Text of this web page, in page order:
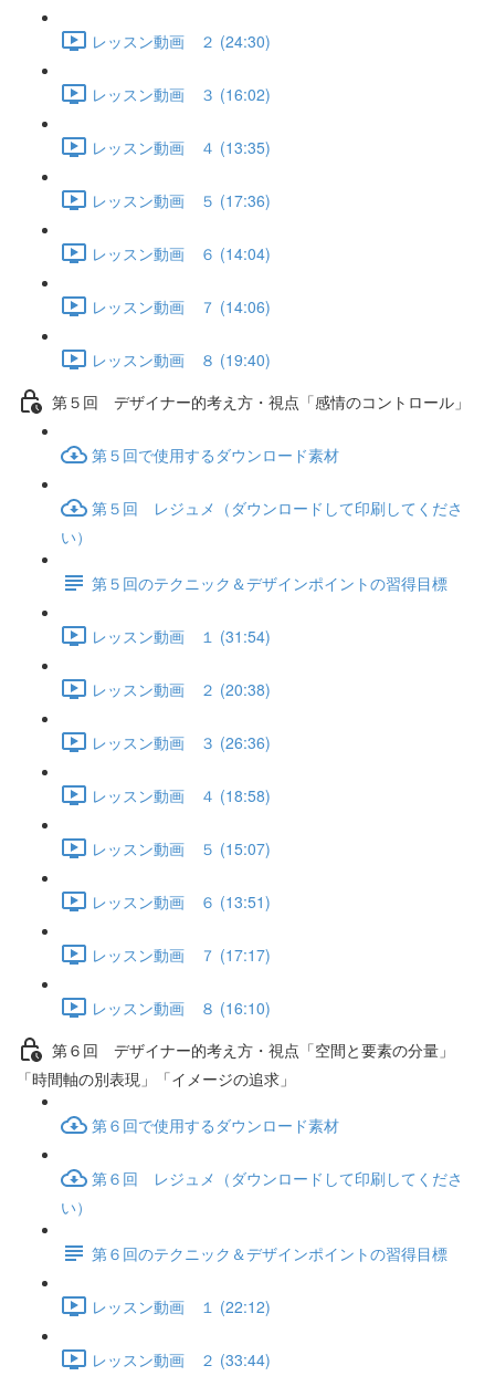
レッスン動画 ２ (24:30)
レッスン動画 ３ (16:02)
レッスン動画 ４ (13:35)
レッスン動画 ５ (17:36)
レッスン動画 ６ (14:04)
レッスン動画 ７ (14:06)
レッスン動画 ８ (19:40)
第５回 デザイナー的考え方・視点「感情のコントロール」
第５回で使用するダウンロード素材
第５回 レジュメ（ダウンロードして印刷してくださ
い）
第５回のテクニック＆デザインポイントの習得目標
レッスン動画 １ (31:54)
レッスン動画 ２ (20:38)
レッスン動画 ３ (26:36)
レッスン動画 ４ (18:58)
レッスン動画 ５ (15:07)
レッスン動画 ６ (13:51)
レッスン動画 ７ (17:17)
レッスン動画 ８ (16:10)
第６回 デザイナー的考え方・視点「空間と要素の分量」
「時間軸の別表現」「イメージの追求」
第６回で使用するダウンロード素材
第６回 レジュメ（ダウンロードして印刷してくださ
い）
第６回のテクニック＆デザインポイントの習得目標
レッスン動画 １ (22:12)
レッスン動画 ２ (33:44)